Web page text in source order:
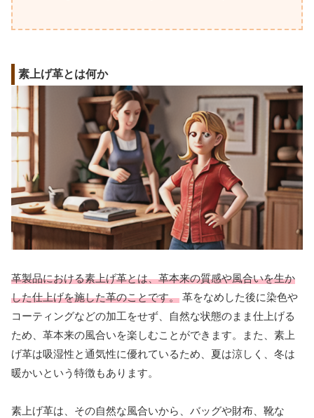
素上げ革とは何か
革製品における素上げ革とは、革本来の質感や風合いを生か
した仕上げを施した革のことです。 革をなめした後に染色や
コーティングなどの加工をせず、自然な状態のまま仕上げる
ため、革本来の風合いを楽しむことができます。また、素上
げ革は吸湿性と通気性に優れているため、夏は涼しく、冬は
暖かいという特徴もあります。
素上げ革は、その自然な風合いから、バッグや財布、靴な